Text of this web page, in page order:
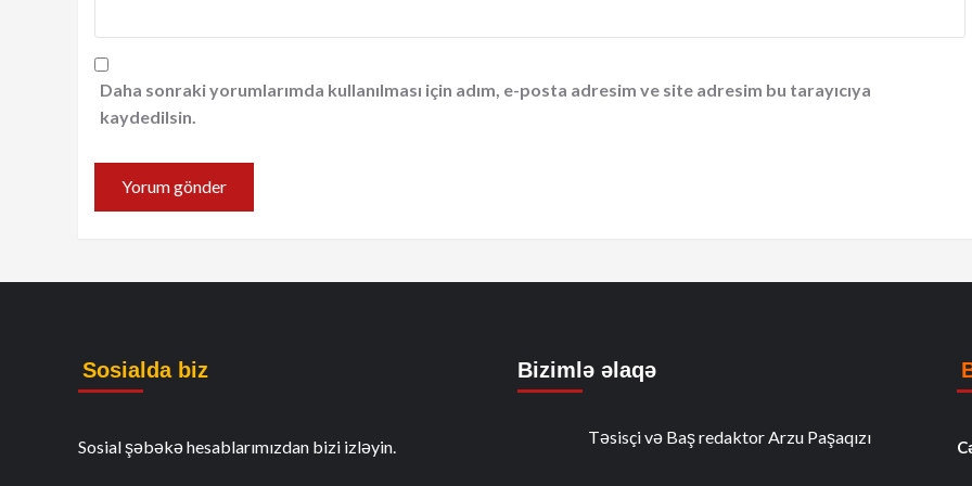
Daha sonraki yorumlarımda kullanılması için adım, e-posta adresim ve site adresim bu tarayıcıya
kaydedilsin.
Sosialda biz
Sosial şəbəkə hesablarımızdan bizi izləyin.
Bizimlə əlaqə
Təsisçi və Baş redaktor Arzu Paşaqızı